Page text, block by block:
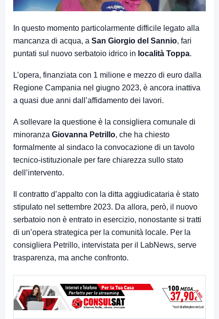
In questo momento particolarmente difficile legato alla
mancanza di acqua, a San Giorgio del Sannio, fari
puntati sul nuovo serbatoio idrico in località Toppa.
L’opera, finanziata con 1 milione e mezzo di euro dalla
Regione Campania nel giugno 2023, è ancora inattiva
a quasi due anni dall’affidamento dei lavori.
A sollevare la questione è la consigliera comunale di
minoranza Giovanna Petrillo, che ha chiesto
formalmente al sindaco la convocazione di un tavolo
tecnico-istituzionale per fare chiarezza sullo stato
dell’intervento.
Il contratto d’appalto con la ditta aggiudicataria è stato
stipulato nel settembre 2023. Da allora, però, il nuovo
serbatoio non è entrato in esercizio, nonostante si tratti
di un’opera strategica per la comunità locale. Per la
consigliera Petrillo, intervistata per il LabNews, serve
trasparenza, ma anche confronto.